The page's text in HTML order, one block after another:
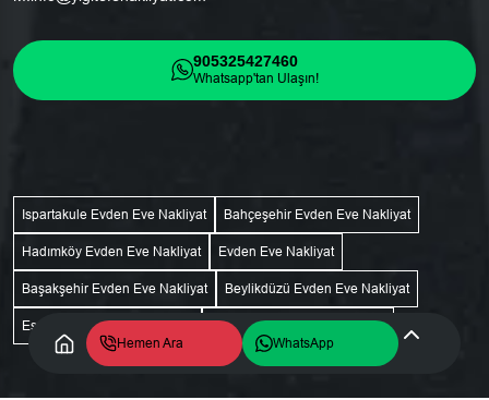
905325427460
Whatsapp'tan Ulaşın!
Ispartakule Evden Eve Nakliyat Bahçeşehir Evden Eve Nakliyat
Hadımköy Evden Eve Nakliyat Evden Eve Nakliyat
Başakşehir Evden Eve Nakliyat Beylikdüzü Evden Eve Nakliyat
Esenyurt Evden Eve Nakliyat
Esenkent Evden Eve Nakliyat
Hemen Ara
WhatsApp